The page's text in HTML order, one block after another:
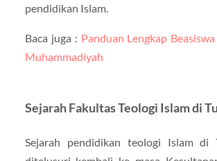
pendidikan Islam.
Baca juga : Panduan Lengkap
Muhammadiyah
Sejarah Fakultas Teologi Islam di
Sejarah pendidikan teologi Islam di